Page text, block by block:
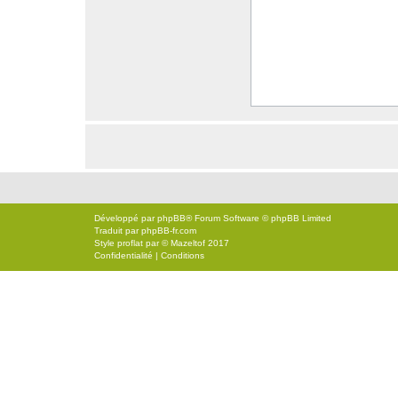
Développé parphpBB® Forum Software © phpBB Limited
Traduit parphpBB-fr.com
Style proflat par ©Mazeltof 2017
Confidentialité | Conditions